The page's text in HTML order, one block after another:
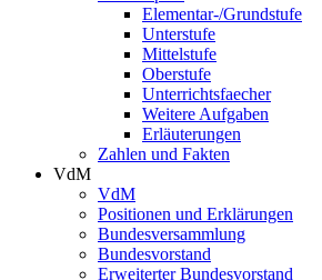
Elementar-/Grundstufe
Unterstufe
Mittelstufe
Oberstufe
Unterrichtsfaecher
Weitere Aufgaben
Erläuterungen
Zahlen und Fakten
VdM
VdM
Positionen und Erklärungen
Bundesversammlung
Bundesvorstand
Erweiterter Bundesvorstand